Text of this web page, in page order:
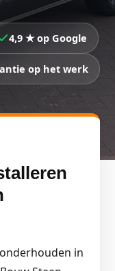
4,9 ★ op Google
op het werk
in